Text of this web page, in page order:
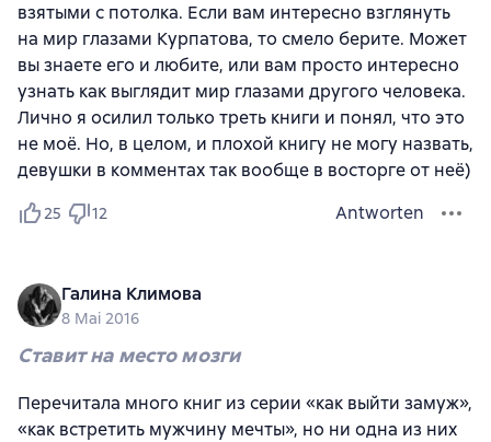
взятыми с потолка. Если вам интересно взглянуть
на мир глазами Курпатова, то смело берите. Может
вы знаете его и любите, или вам просто интересно
узнать как выглядит мир глазами другого человека.
Лично я осилил только треть книги и понял, что это
не моё. Но, в целом, и плохой книгу не могу назвать,
девушки в комментах так вообще в восторге от неё)
25 12 Antworten
Галина Климова
8 Mai 2016
Ставит на место мозги
Перечитала много книг из серии «как выйти замуж»,
«как встретить мужчину мечты», но ни одна из них